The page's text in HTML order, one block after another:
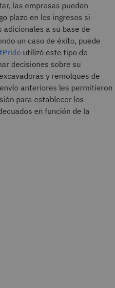
las empresas pueden
plazo en los ingresos si
a su base de
un caso de éxito, puede
utilizó este tipo de
decisiones sobre su
y remolques de
anteriores les permitieron
para establecer los
en función de la